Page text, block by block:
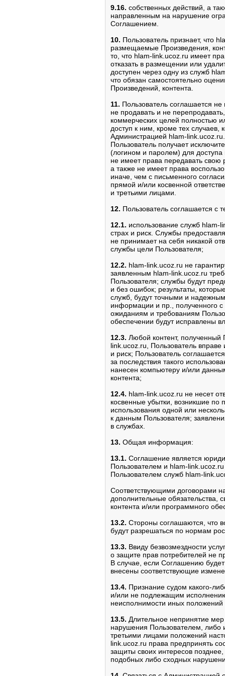
9.16. собственных действий, а
направленным на нарушение
Соглашением.
10. Пользователь признает, что
размещаемые Произведения,
то, что hlam-link.ucoz.ru имеет
отказать в размещении или
доступен через одну из служб
что обязан самостоятельно
Произведений, контента.
11. Пользователь соглашается не
не продавать и не
коммерческих целей полностью
доступ к ним, кроме тех случаев,
Администрацией hlam-
Пользователь получает
(логином и паролем) для
не имеет права передавать свою
а также не имеет права
иначе, чем с письменного
прямой и/или косвенной
и третьими лицами.
12. Пользователь соглашается с
12.1. использование служб hlam-
страх и риск. Службы
не принимает на себя никакой
службы цели Пользователя;
12.2. hlam-link.ucoz.ru не
заявленным hlam-link.ucoz.ru
Пользователя; службы будут
и без ошибок; результаты,
служб, будут точными и
информации и пр., полученного с
ожиданиям и требованиям
обеспечении будут исправлены
12.3. Любой контент, полученный
link.ucoz.ru, Пользователь вправе
и риск; Пользователь
за последствия такого
нанесен компьютеру и/или
контента;
12.4. hlam-link.ucoz.ru не несет
косвенные убытки, возникшие по
использования одной или
к данным Пользователя;
в службах.
13. Общая информация:
13.1. Соглашение является
Пользователем и hlam-
Пользователем служб hlam-
Соответствующими договорами
дополнительные обязательства,
контента и/или программного
13.2. Стороны соглашаются, что
будут разрешаться по нормам
13.3. Ввиду безвозмездности
о защите прав потребителей не
В случае, если Соглашению
внесены соответствующие
13.4. Признание судом какого-
и/или не подлежащим
неисполнимости иных
13.5. Длительное непринятие
нарушения Пользователем, либо
третьими лицами положений
link.ucoz.ru права предпринять
защиты своих интересов
подобных либо сходных